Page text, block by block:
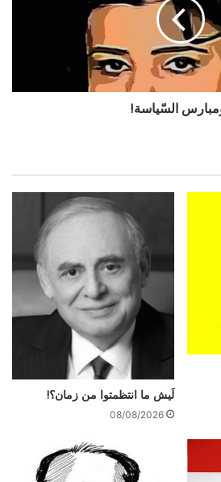
السّياسة!
لَيش ما انتظمتوا من زمان؟!
08/08/2026